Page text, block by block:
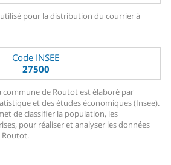
pour la distribution du courrier à
Code INSEE
27500
commune de Routot est élaboré par
et des études économiques (Insee).
de classifier la population, les
pour réaliser et analyser les données
Routot.